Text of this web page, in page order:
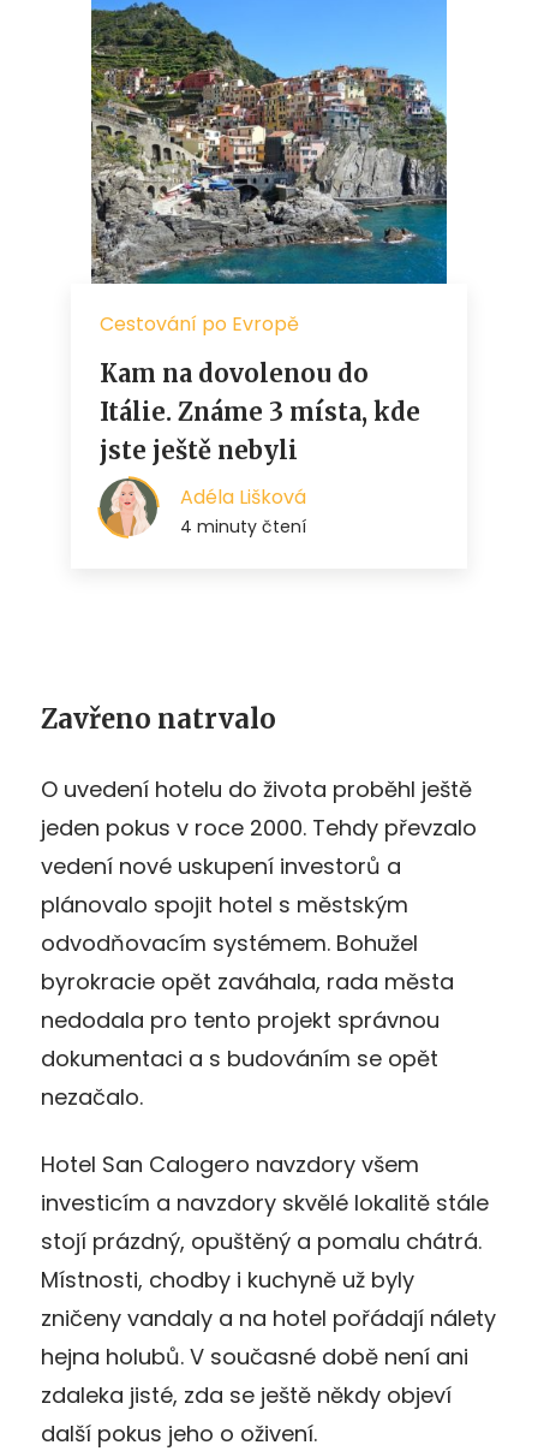
Zavřeno natrvalo
O uvedení hotelu do života proběhl ještě
jeden pokus v roce 2000. Tehdy převzalo
vedení nové uskupení investorů a
plánovalo spojit hotel s městským
odvodňovacím systémem. Bohužel
byrokracie opět zaváhala, rada města
nedodala pro tento projekt správnou
dokumentaci a s budováním se opět
nezačalo.
Hotel San Calogero navzdory všem
investicím a navzdory skvělé lokalitě stále
stojí prázdný, opuštěný a pomalu chátrá.
Místnosti, chodby i kuchyně už byly
zničeny vandaly a na hotel pořádají nálety
hejna holubů. V současné době není ani
zdaleka jisté, zda se ještě někdy objeví
další pokus jeho o oživení.